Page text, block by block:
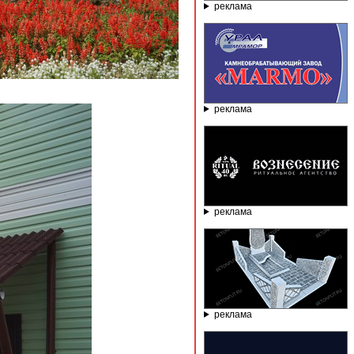
реклама
реклама
реклама
реклама